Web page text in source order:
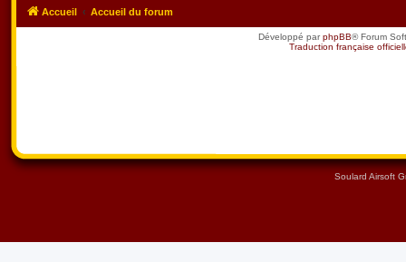
Accueil Accueil du forum
Développé parphpBB® Forum
Traduction française
Soulard Airsoft